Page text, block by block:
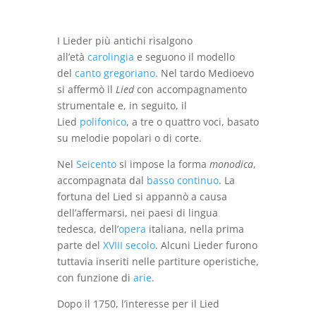
I Lieder più antichi risalgono
all’età carolingia e seguono il modello
del canto gregoriano. Nel tardo Medioevo
si affermò il Lied con accompagnamento
strumentale e, in seguito, il
Lied polifonico, a tre o quattro voci, basato
su melodie popolari o di corte.
Nel Seicento si impose la forma monodica,
accompagnata dal basso continuo. La
fortuna del Lied si appannò a causa
dell’affermarsi, nei paesi di lingua
tedesca, dell’opera italiana, nella prima
parte del XVIII secolo. Alcuni Lieder furono
tuttavia inseriti nelle partiture operistiche,
con funzione di arie.
Dopo il 1750, l’interesse per il Lied